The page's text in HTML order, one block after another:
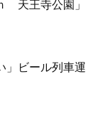
天王寺公園」
」ビール列車運